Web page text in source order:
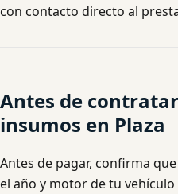
con contacto directo al
Antes de
insumos en Plaza
Antes de pagar, confirma
el año y motor de tu